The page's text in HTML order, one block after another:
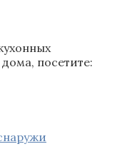
посетите: